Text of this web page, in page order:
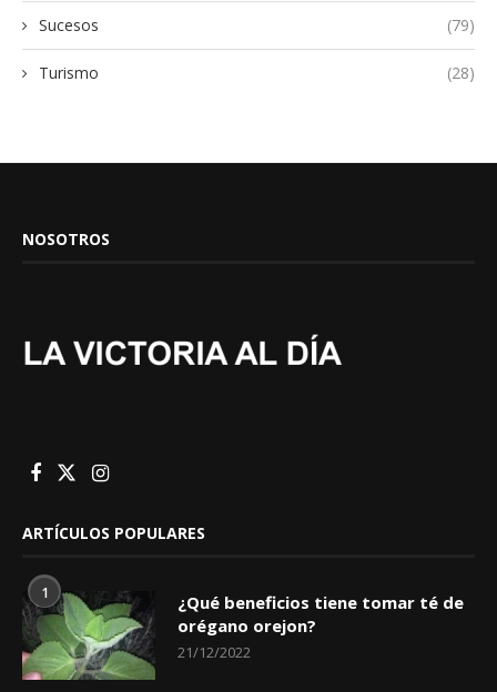
Sucesos (79)
Turismo (28)
NOSOTROS
ARTÍCULOS POPULARES
1
¿Qué beneficios tiene tomar té de
orégano orejon?
21/12/2022